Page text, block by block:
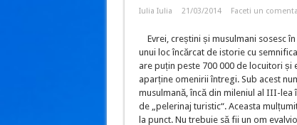
Iulia Iulia 21/03/2014 Faceti un
Evrei, creștini și musulmani sosesc
unui loc încărcat de istorie cu
are puțin peste 700 000 de locuitori și
aparține omenirii întregi. Sub acest
musulmană, încă din mileniul al III-
de „pelerinaj turistic“. Aceasta
la punct. Nu trebuie să fii un om